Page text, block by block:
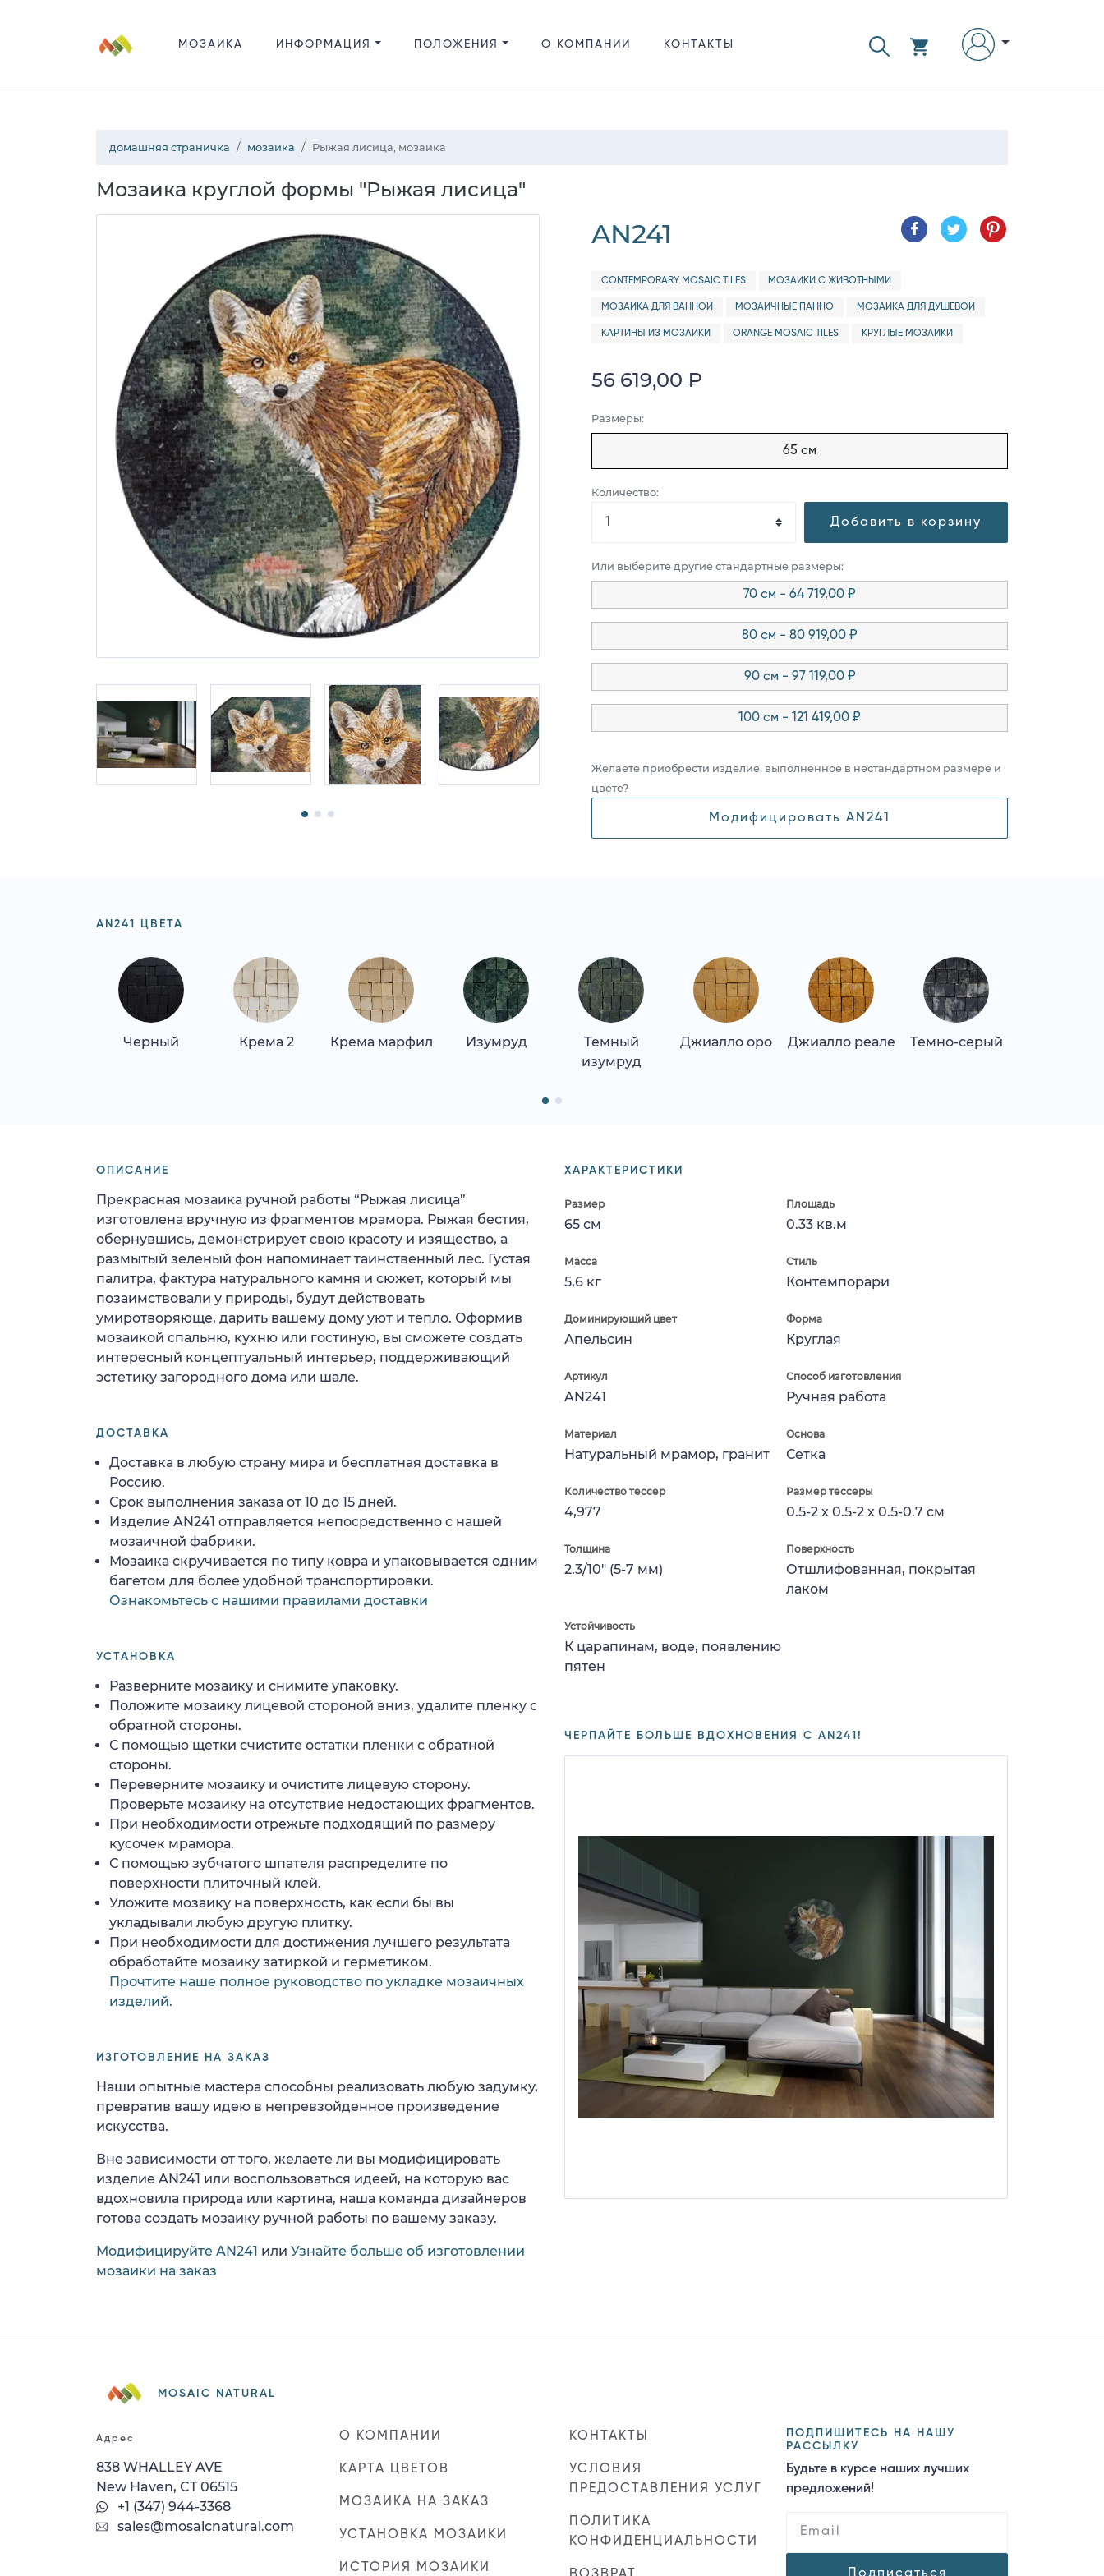
МОЗАИКА ИНФОРМАЦИЯ ПОЛОЖЕНИЯ О КОМПАНИИ КОНТАКТЫ
домашняя страничка мозаика Рыжая лисица, мозаика
Мозаика круглой формы "Рыжая лисица"
AN241
CONTEMPORARY MOSAIC TILES МОЗАИКИ С ЖИВОТНЫМИ
МОЗАИКА ДЛЯ ВАННОЙ МОЗАИЧНЫЕ ПАННО МОЗАИКА ДЛЯ ДУШЕВОЙ
КАРТИНЫ ИЗ МОЗАИКИ ORANGE MOSAIC TILES КРУГЛЫЕ МОЗАИКИ
56 619,00 ₽
Размеры:
65 см
Количество:
Добавить в корзину
Или выберите другие стандартные размеры:
70 см - 64 719,00 ₽
80 см - 80 919,00 ₽
90 см - 97 119,00 ₽
100 см - 121 419,00 ₽
Желаете приобрести изделие, выполненное в нестандартном размере и
цвете?
Модифицировать AN241
AN241 ЦВЕТА
Черный Крема 2 Крема марфил Изумруд
Темный
изумруд
Джиалло оро Джиалло реале Темно-серый
ХАРАКТЕРИСТИКИ
Размер
65 см
Площадь
0.33 кв.м
Масса
5,6 кг
Стиль
Контемпорари
Доминирующий цвет
Апельсин
Форма
Круглая
Артикул
AN241
Способ изготовления
Ручная работа
Материал
Натуральный мрамор, гранит
Основа
Сетка
Количество тессер
4,977
Размер тессеры
0.5-2 x 0.5-2 x 0.5-0.7 см
Толщина
2.3/10" (5-7 мм)
Поверхность
Отшлифованная, покрытая
лаком
Устойчивость
К царапинам, воде, появлению
пятен
ЧЕРПАЙТЕ БОЛЬШЕ ВДОХНОВЕНИЯ С AN241!
ОПИСАНИЕ
Прекрасная мозаика ручной работы “Рыжая лисица”
изготовлена вручную из фрагментов мрамора. Рыжая бестия,
обернувшись, демонстрирует свою красоту и изящество, а
размытый зеленый фон напоминает таинственный лес. Густая
палитра, фактура натурального камня и сюжет, который мы
позаимствовали у природы, будут действовать
умиротворяюще, дарить вашему дому уют и тепло. Оформив
мозаикой спальню, кухню или гостиную, вы сможете создать
интересный концептуальный интерьер, поддерживающий
эстетику загородного дома или шале.
ДОСТАВКА
Доставка в любую страну мира и бесплатная доставка в
Россию.
Срок выполнения заказа от 10 до 15 дней.
Изделие AN241 отправляется непосредственно с нашей
мозаичной фабрики.
Мозаика скручивается по типу ковра и упаковывается одним
багетом для более удобной транспортировки.
Ознакомьтесь с нашими правилами доставки
УСТАНОВКА
Разверните мозаику и снимите упаковку.
Положите мозаику лицевой стороной вниз, удалите пленку с
обратной стороны.
С помощью щетки счистите остатки пленки с обратной
стороны.
Переверните мозаику и очистите лицевую сторону.
Проверьте мозаику на отсутствие недостающих фрагментов.
При необходимости отрежьте подходящий по размеру
кусочек мрамора.
С помощью зубчатого шпателя распределите по
поверхности плиточный клей.
Уложите мозаику на поверхность, как если бы вы
укладывали любую другую плитку.
При необходимости для достижения лучшего результата
обработайте мозаику затиркой и герметиком.
Прочтите наше полное руководство по укладке мозаичных
изделий.
ИЗГОТОВЛЕНИЕ НА ЗАКАЗ
Наши опытные мастера способны реализовать любую задумку,
превратив вашу идею в непревзойденное произведение
искусства.
Вне зависимости от того, желаете ли вы модифицировать
изделие AN241 или воспользоваться идеей, на которую вас
вдохновила природа или картина, наша команда дизайнеров
готова создать мозаику ручной работы по вашему заказу.
Модифицируйте AN241 или Узнайте больше об изготовлении
мозаики на заказ
MOSAIC NATURAL
Адрес
838 WHALLEY AVE
New Haven, CT 06515
+1 (347) 944-3368
sales@mosaicnatural.com
О КОМПАНИИ
КАРТА ЦВЕТОВ
МОЗАИКА НА ЗАКАЗ
УСТАНОВКА МОЗАИКИ
ИСТОРИЯ МОЗАИКИ
КОНТАКТЫ
УСЛОВИЯ
ПРЕДОСТАВЛЕНИЯ УСЛУГ
ПОЛИТИКА
КОНФИДЕНЦИАЛЬНОСТИ
ПОДПИШИТЕСЬ НА НАШУ
РАССЫЛКУ
Будьте в курсе наших лучших
предложений!
Подписаться